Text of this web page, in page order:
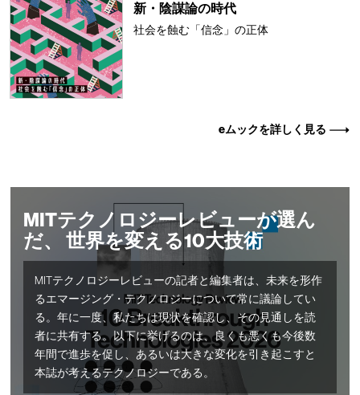
新・陰謀論の時代
社会を蝕む「信念」の正体
eムックを詳しく見る
MITテクノロジーレビューが選ん
だ、 世界を変える10大技術
MITテクノロジーレビューの記者と編集者は、未来を形作
るエマージング・テクノロジーについて常に議論してい
る。年に一度、私たちは現状を確認し、その見通しを読
者に共有する。以下に挙げるのは、良くも悪くも今後数
年間で進歩を促し、あるいは大きな変化を引き起こすと
本誌が考えるテクノロジーである。